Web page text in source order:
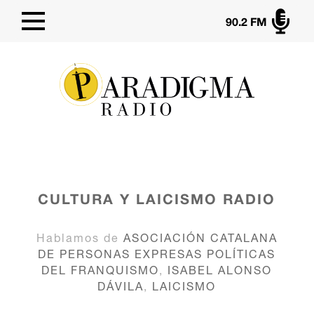

90.2 FM
CULTURA Y LAICISMO RADIO
Hablamos de ASOCIACIÓN CATALANA
DE PERSONAS EXPRESAS POLÍTICAS
DEL FRANQUISMO,
ISABEL ALONSO
DÁVILA, LAICISMO